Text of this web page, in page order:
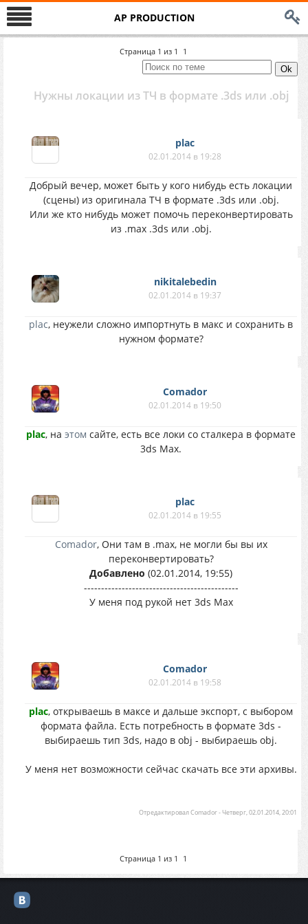
AP PRODUCTION
Страница 1 из 1 1
Нужны локации из ТЧ в формате .3ds или .obj
plac
02.01.2014 в 19:28
Добрый вечер, может быть у кого нибудь есть локации
(сцены) из оригинала ТЧ в формате .3ds или .obj.
Или же кто нибудь может помочь переконвертировать
из .max .3ds или .obj.
nikitalebedin
02.01.2014 в 19:37
plac, неужели сложно импортнуть в макс и сохранить в
нужном формате?
Comador
02.01.2014 в 19:50
plac, на этом сайте, есть все локи со сталкера в формате
3ds Max.
plac
02.01.2014 в 19:55
Comador, Они там в .max, не могли бы вы их
переконвертировать?
Добавлено (02.01.2014, 19:55)
---------------------------------------------
У меня под рукой нет 3ds Max
Comador
02.01.2014 в 19:58
plac, открываешь в максе и дальше экспорт, c выбором
формата файла. Есть потребность в формате 3ds -
выбираешь тип 3ds, надо в obj - выбираешь obj.
У меня нет возможности сейчас скачать все эти архивы.
ОтредактировалComador-Четверг, 02.01.2014, 20:01
Страница 1 из 1 1